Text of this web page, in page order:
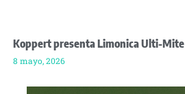
Koppert presenta Limonica Ulti-Mite
8 mayo, 2026